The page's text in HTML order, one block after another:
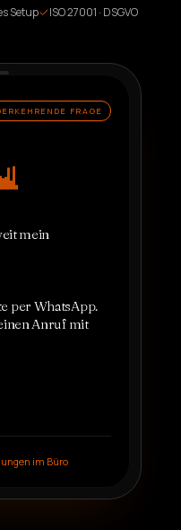
Setup ISO 27001 · DSGVO
FRAGE
mein
per WhatsApp.
Anruf mit
im Büro